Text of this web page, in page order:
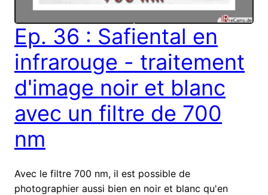
Ep. 36 : Safiental en
infrarouge - traitement
d'image noir et blanc
avec un filtre de 700
nm
Avec le filtre 700 nm, il est possible de
photographier aussi bien en noir et blanc qu'en